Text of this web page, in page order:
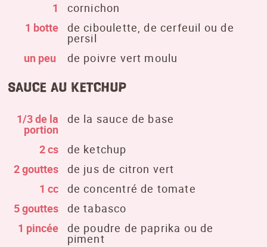
1
cornichon
1 botte
de ciboulette, de cerfeuil ou de
persil
un peu
de poivre vert moulu
Sauce au ketchup
1/3 de la
portion
de la sauce de base
2 cs
de ketchup
2 gouttes
de jus de citron vert
1 cc
de concentré de tomate
5 gouttes
de tabasco
1 pincée
de poudre de paprika ou de
piment